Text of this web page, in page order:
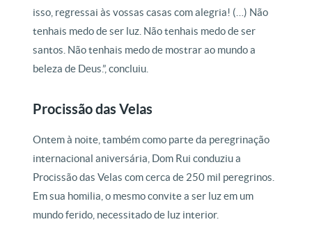
isso, regressai às vossas casas com alegria! (…) Não
tenhais medo de ser luz. Não tenhais medo de ser
santos. Não tenhais medo de mostrar ao mundo a
beleza de Deus.”, concluiu.
Procissão das Velas
Ontem à noite, também como parte da peregrinação
internacional aniversária, Dom Rui conduziu a
Procissão das Velas com cerca de 250 mil peregrinos.
Em sua homilia, o mesmo convite a ser luz em um
mundo ferido, necessitado de luz interior.